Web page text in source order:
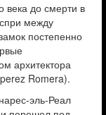
до смерти в
между
постепенно
архитектора
Romera).
эль-Реал